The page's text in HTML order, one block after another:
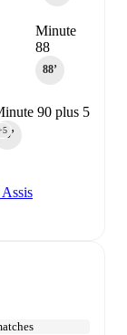
Minute
88
88‎’‎
90 plus 5
90‎’‎
Assis